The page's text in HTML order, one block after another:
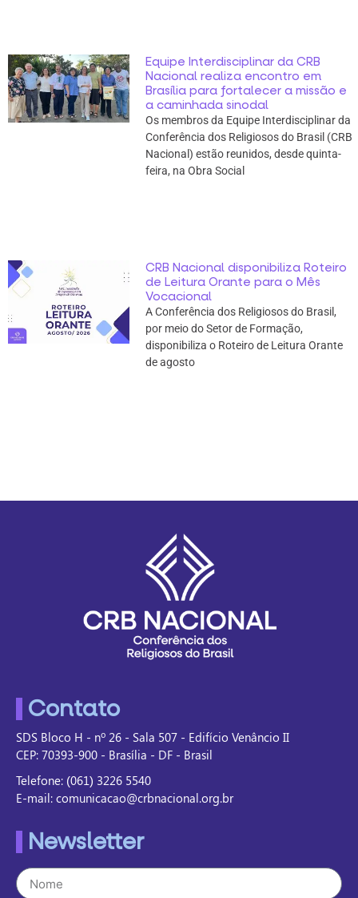
Equipe Interdisciplinar da CRB
Nacional realiza encontro em
Brasília para fortalecer a missão e
a caminhada sinodal
Os membros da Equipe Interdisciplinar da
Conferência dos Religiosos do Brasil (CRB
Nacional) estão reunidos, desde quinta-
feira, na Obra Social
CRB Nacional disponibiliza Roteiro
de Leitura Orante para o Mês
Vocacional
A Conferência dos Religiosos do Brasil,
por meio do Setor de Formação,
disponibiliza o Roteiro de Leitura Orante
de agosto
Contato
SDS Bloco H - nº 26 - Sala 507 - Edifício Venâncio II
CEP: 70393-900 - Brasília - DF - Brasil
Telefone: (061) 3226 5540
E-mail: comunicacao@crbnacional.org.br
Newsletter